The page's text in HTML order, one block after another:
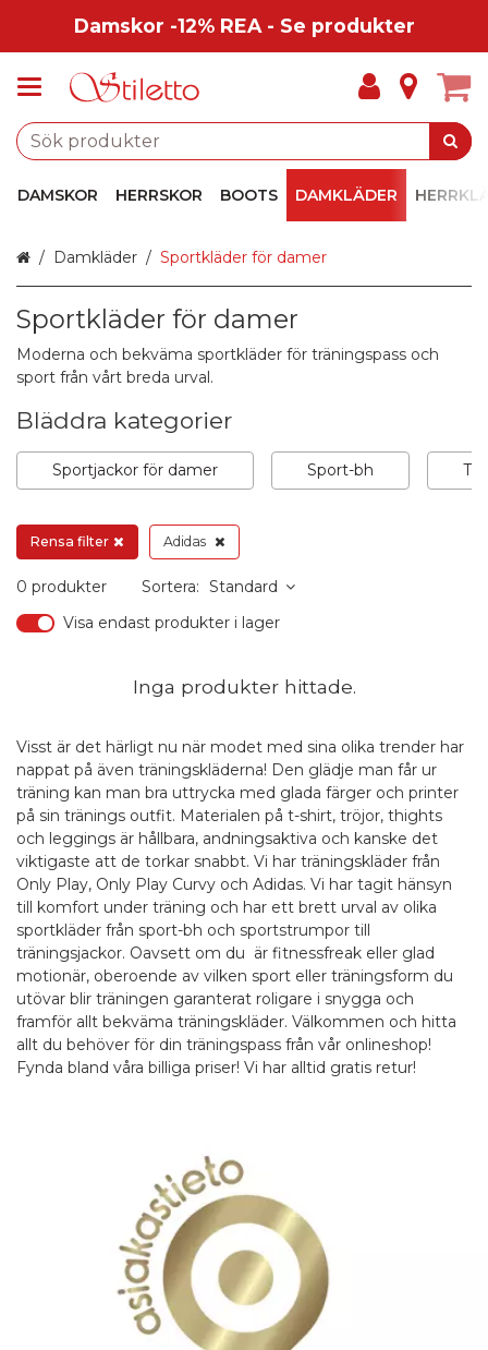
Damskor -12% REA - Se produkter
DAMSKOR HERRSKOR BOOTS DAMKLÄDER
HemDamkläder Sportkläder för damer
Sportkläder för damer
Moderna och bekväma sportkläder för träningspass och
sport från vårt breda urval.
Bläddra kategorier
Sportjackor för damer Sport-bh
Inga produkter hittade.
Rensa filter Adidas
0 produkter Sortera: Standard
Visa endast produkter i lager
Visst är det härligt nu när modet med sina olika trender har
nappat på även träningskläderna! Den glädje man får ur
träning kan man bra uttrycka med glada färger och printer
på sin tränings outfit. Materialen på t-shirt, tröjor, thights
och leggings är hållbara, andningsaktiva och kanske det
viktigaste att de torkar snabbt. Vi har träningskläder från
Only Play, Only Play Curvy och Adidas. Vi har tagit hänsyn
till komfort under träning och har ett brett urval av olika
sportkläder från sport-bh och sportstrumpor till
träningsjackor. Oavsett om du är fitnessfreak eller glad
motionär, oberoende av vilken sport eller träningsform du
utövar blir träningen garanterat roligare i snygga och
framför allt bekväma träningskläder. Välkommen och hitta
allt du behöver för din träningspass från vår onlineshop!
Fynda bland våra billiga priser! Vi har alltid gratis retur!